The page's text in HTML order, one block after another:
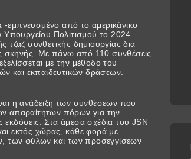
-εμπνευσμένο από το αμερικάνικο
Υπουργείου Πολιτισμού το 2024.
τζαζ συνθετικής δημιουργίας δια
σκηνής. Με πάνω από 110 συνθέσεις
με την μέθοδο του
και εκπαιδευτικών δράσεων.
η ανάδειξη των συνθέσεων που
απαραίτητων πόρων για την
Στα άμεσα σχέδια του JSN
εκτός χώρας, κάθε φορά με
των φύλων και των προσεγγίσεων